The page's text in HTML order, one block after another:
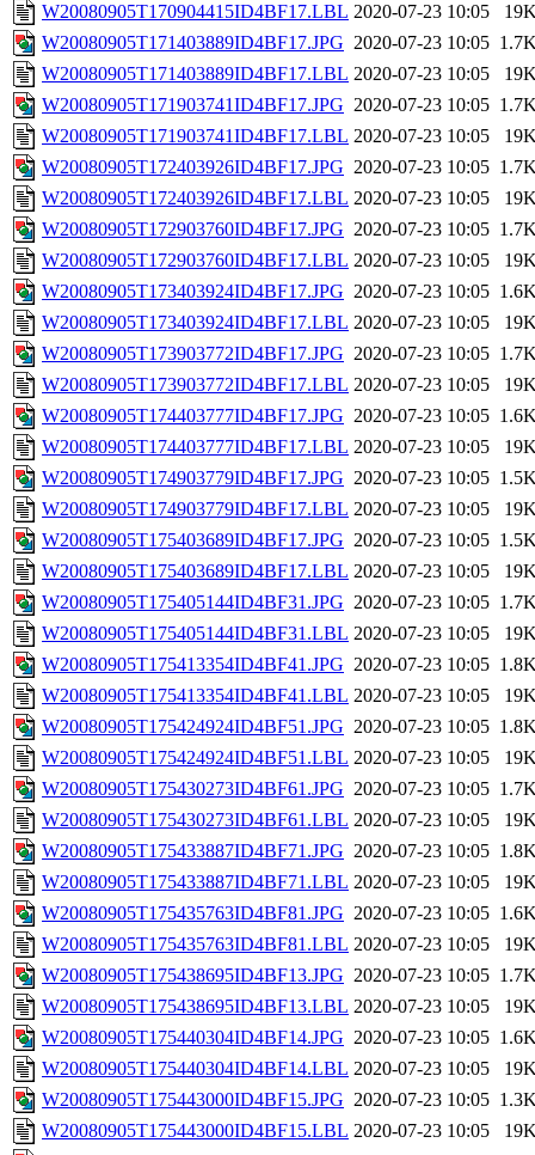
W20080905T170904415ID4BF17.LBL 2020-07-23 10:05
W20080905T171403889ID4BF17.JPG 2020-07-23 10:05
W20080905T171403889ID4BF17.LBL 2020-07-23 10:05
W20080905T171903741ID4BF17.JPG 2020-07-23 10:05
W20080905T171903741ID4BF17.LBL 2020-07-23 10:05
W20080905T172403926ID4BF17.JPG 2020-07-23 10:05
W20080905T172403926ID4BF17.LBL 2020-07-23 10:05
W20080905T172903760ID4BF17.JPG 2020-07-23 10:05
W20080905T172903760ID4BF17.LBL 2020-07-23 10:05
W20080905T173403924ID4BF17.JPG 2020-07-23 10:05
W20080905T173403924ID4BF17.LBL 2020-07-23 10:05
W20080905T173903772ID4BF17.JPG 2020-07-23 10:05
W20080905T173903772ID4BF17.LBL 2020-07-23 10:05
W20080905T174403777ID4BF17.JPG 2020-07-23 10:05
W20080905T174403777ID4BF17.LBL 2020-07-23 10:05
W20080905T174903779ID4BF17.JPG 2020-07-23 10:05
W20080905T174903779ID4BF17.LBL 2020-07-23 10:05
W20080905T175403689ID4BF17.JPG 2020-07-23 10:05
W20080905T175403689ID4BF17.LBL 2020-07-23 10:05
W20080905T175405144ID4BF31.JPG 2020-07-23 10:05
W20080905T175405144ID4BF31.LBL 2020-07-23 10:05
W20080905T175413354ID4BF41.JPG 2020-07-23 10:05
W20080905T175413354ID4BF41.LBL 2020-07-23 10:05
W20080905T175424924ID4BF51.JPG 2020-07-23 10:05
W20080905T175424924ID4BF51.LBL 2020-07-23 10:05
W20080905T175430273ID4BF61.JPG 2020-07-23 10:05
W20080905T175430273ID4BF61.LBL 2020-07-23 10:05
W20080905T175433887ID4BF71.JPG 2020-07-23 10:05
W20080905T175433887ID4BF71.LBL 2020-07-23 10:05
W20080905T175435763ID4BF81.JPG 2020-07-23 10:05
W20080905T175435763ID4BF81.LBL 2020-07-23 10:05
W20080905T175438695ID4BF13.JPG 2020-07-23 10:05
W20080905T175438695ID4BF13.LBL 2020-07-23 10:05
W20080905T175440304ID4BF14.JPG 2020-07-23 10:05
W20080905T175440304ID4BF14.LBL 2020-07-23 10:05
W20080905T175443000ID4BF15.JPG 2020-07-23 10:05
W20080905T175443000ID4BF15.LBL 2020-07-23 10:05